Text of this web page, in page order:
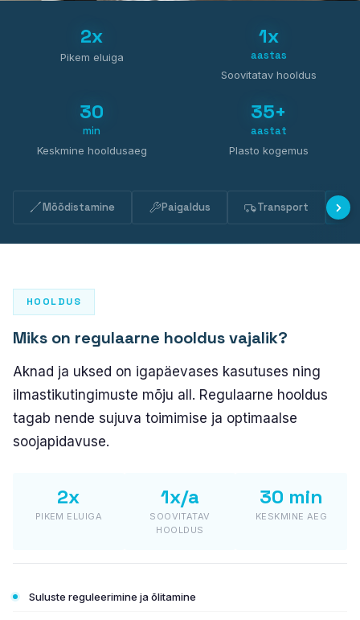
AKNAD
Kitsas
PLASTO 82
PLASTO NORDIC
Välisuksed
LÜKANDUKSED
PLASTO DRIVE
PLASTO PS
2x
Pikem eluiga
1x
aastas
Soovitatav hooldus
30
min
Keskmine hooldusaeg
35+
aastat
Plasto kogemus
Mõõdistamine Paigaldus Transport
HOOLDUS
Miks on regulaarne hooldus vajalik?
Aknad ja uksed on igapäevases kasutuses ning
ilmastikutingimuste mõju all. Regulaarne hooldus
tagab nende sujuva toimimise ja optimaalse
soojapidavuse.
2x
PIKEM ELUIGA
1x/a
SOOVITATAV
HOOLDUS
30 min
KESKMINE AEG
Suluste reguleerimine ja õlitamine